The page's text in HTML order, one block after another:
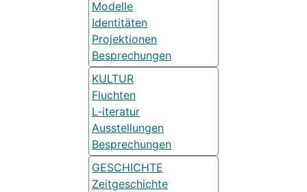
Modelle
Identitäten
Projektionen
Besprechungen
KULTUR
Fluchten
L-iteratur
Ausstellungen
Besprechungen
GESCHICHTE
Zeitgeschichte